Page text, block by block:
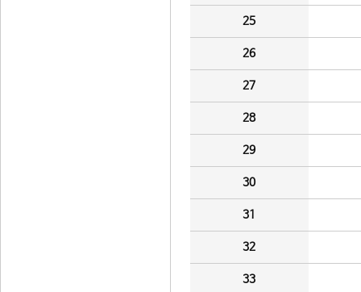
25
26
27
28
29
30
31
32
33